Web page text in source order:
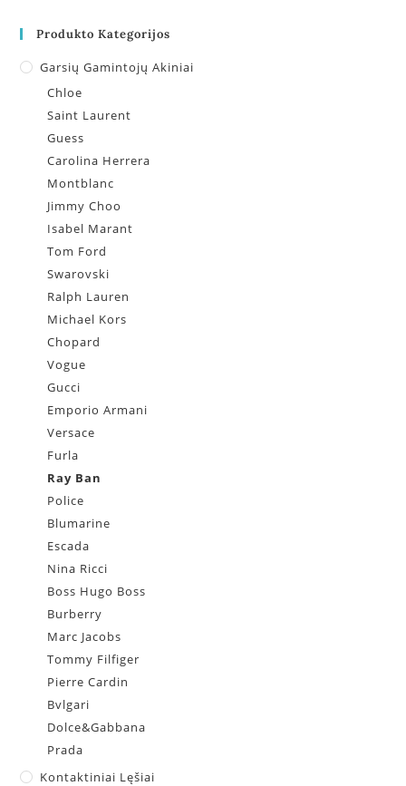
Produkto Kategorijos
Garsių Gamintojų Akiniai
Chloe
Saint Laurent
Guess
Carolina Herrera
Montblanc
Jimmy Choo
Isabel Marant
Tom Ford
Swarovski
Ralph Lauren
Michael Kors
Chopard
Vogue
Gucci
Emporio Armani
Versace
Furla
Ray Ban
Police
Blumarine
Escada
Nina Ricci
Boss Hugo Boss
Burberry
Marc Jacobs
Tommy Filfiger
Pierre Cardin
Bvlgari
Dolce&Gabbana
Prada
Kontaktiniai Lęšiai